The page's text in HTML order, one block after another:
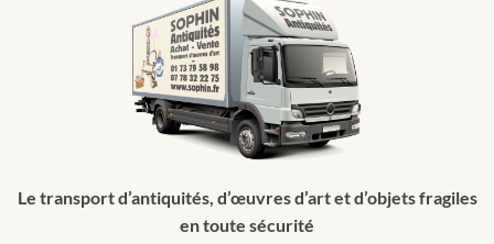
Le transport d’antiquités, d’œuvres d’art et d’objets fragiles
en toute sécurité